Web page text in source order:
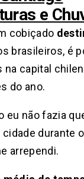
e
cobiçado
brasileiros, é
capital
do ano.
eu não fazia
cidade durante
arrependi.